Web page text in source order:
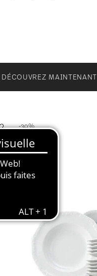
DÉCOUVREZ MAINTENANT
-30%